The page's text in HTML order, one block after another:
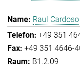
Raul Cardoso
+49 351
+49 351 4646-
B1.2.09